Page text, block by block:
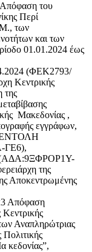
του
Περί
των
και των
01.01.2024 έως
(ΦΕΚ2793/
Κεντρικής
της
Μακεδονίας ,
εγγράφων,
ΕΝΤΟΛΗ
ΓΕ6),
(ΑΔΑ:9ΞΦΡΟΡ1Υ-
της
Αποκεντρωμένης
Απόφαση
Αναπληρώτριας
κεδονίας”,